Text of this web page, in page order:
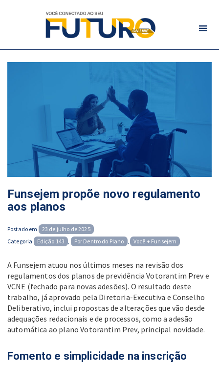
Funsejem propõe novo regulamento
aos planos
Postado em Posted
on
23 de julho de 2025
Categoria
Edição 143 , Por Dentro do Plano , Você + Funsejem
A Funsejem atuou nos últimos meses na revisão dos
regulamentos dos planos de previdência Votorantim Prev e
VCNE (fechado para novas adesões). O resultado deste
trabalho, já aprovado pela Diretoria-Executiva e Conselho
Deliberativo, inclui propostas de alterações que vão desde
adequações redacionais e de processos, como a adesão
automática ao plano Votorantim Prev, principal novidade.
Fomento e simplicidade na inscrição